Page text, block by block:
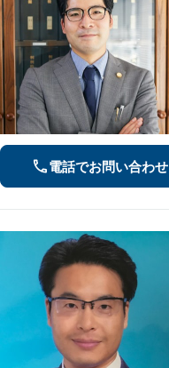
電話でお問い合わせ